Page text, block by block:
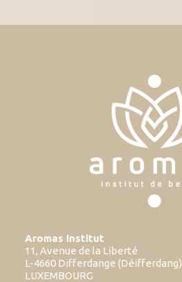
Aromas Institut
11, Avenue de la Liberté
L-4660 Differdange (Déifferdang)
LUXEMBOURG